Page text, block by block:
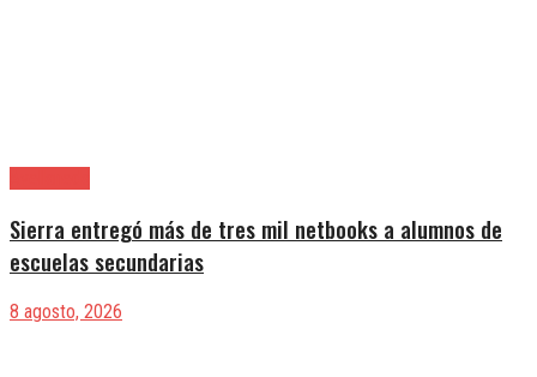
Sierra entregó más de tres mil netbooks a alumnos de
escuelas secundarias
8 agosto, 2026